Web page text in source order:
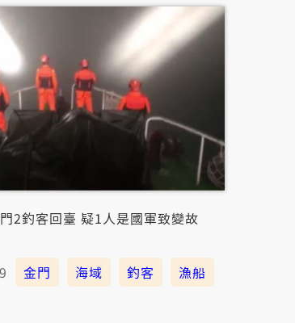
2釣客回臺 疑1人是國軍致變故
金門 海域 釣客
漁船